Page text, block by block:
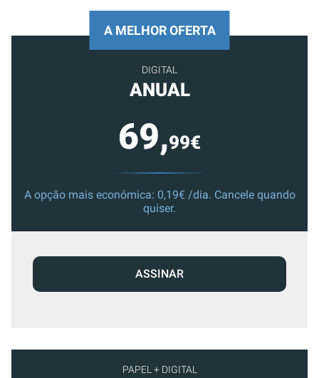
PAPEL + DIGITAL
A MELHOR OFERTA
DIGITAL
ANUAL
69,99€
A opção mais económica: 0,19€ /dia. Cancele quando
quiser.
ASSINAR